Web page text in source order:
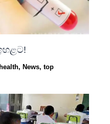
health, News,top